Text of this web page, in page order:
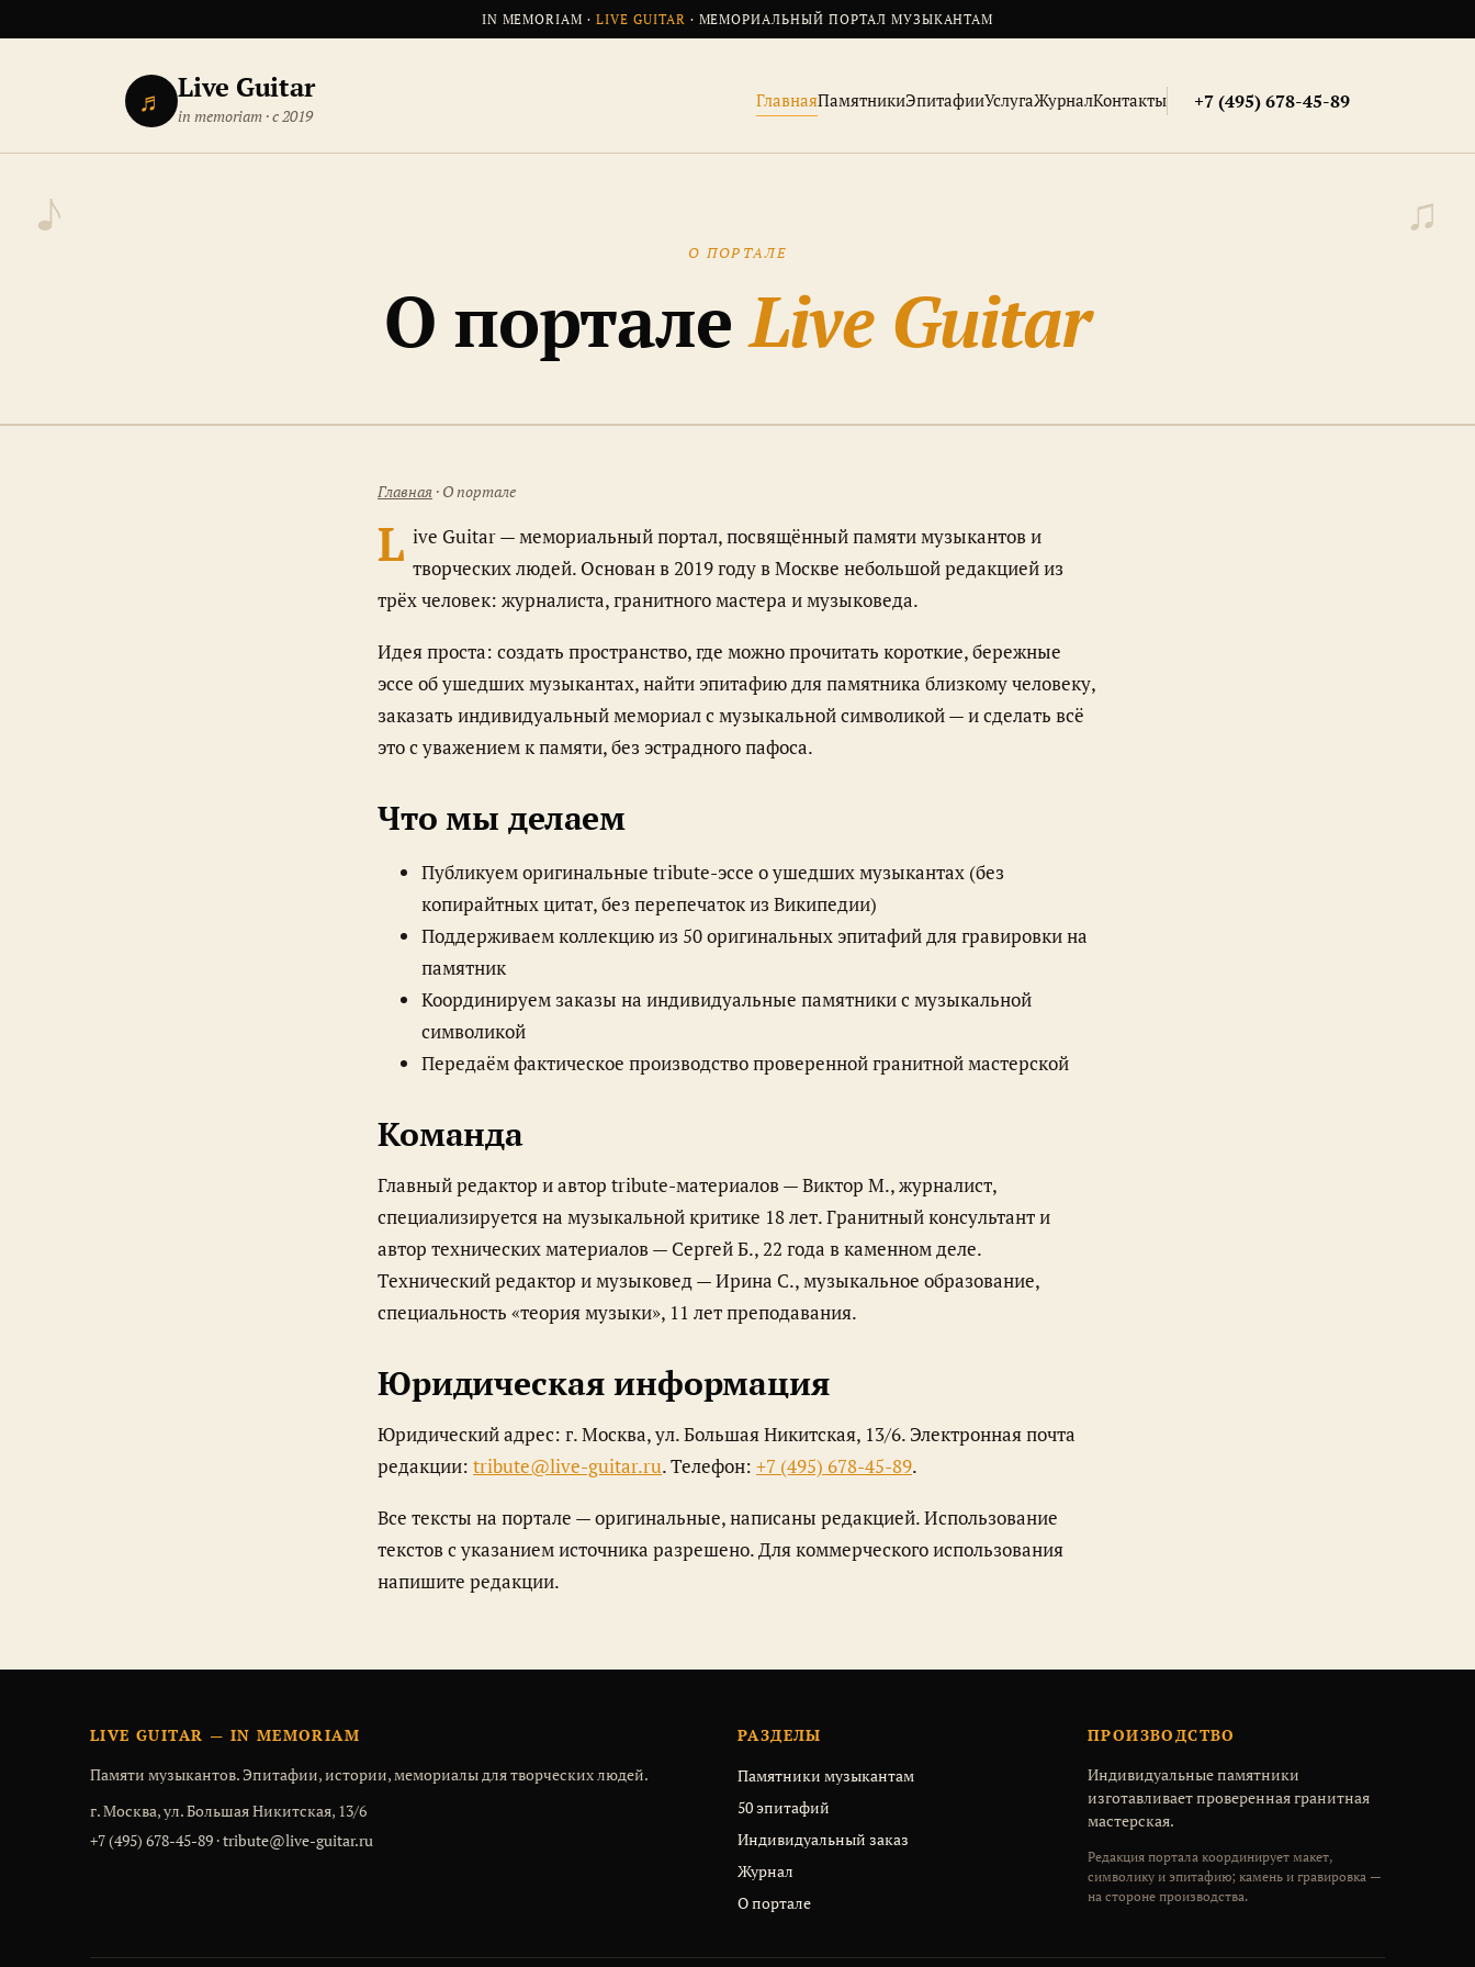
IN MEMORIAM ·LIVE GUITAR · МЕМОРИАЛЬНЫЙ ПОРТАЛ МУЗЫКАНТАМ
♬ Live Guitar
in memoriam · с 2019
ГлавнаяПамятникиЭпитафииУслугаЖурналКонтакты +7 (495) 678-45-89
О ПОРТАЛЕ
О порталеLive Guitar
Главная · О портале
L ive Guitar — мемориальный портал, посвящённый памяти музыкантов и
творческих людей. Основан в 2019 году в Москве небольшой редакцией из
трёх человек: журналиста, гранитного мастера и музыковеда.
Идея проста: создать пространство, где можно прочитать короткие, бережные
эссе об ушедших музыкантах, найти эпитафию для памятника близкому человеку,
заказать индивидуальный мемориал с музыкальной символикой — и сделать всё
это с уважением к памяти, без эстрадного пафоса.
Что мы делаем
Публикуем оригинальные tribute-эссе о ушедших музыкантах (без
копирайтных цитат, без перепечаток из Википедии)
Поддерживаем коллекцию из 50 оригинальных эпитафий для гравировки на
памятник
Координируем заказы на индивидуальные памятники с музыкальной
символикой
Передаём фактическое производство проверенной гранитной мастерской
Команда
Главный редактор и автор tribute-материалов — Виктор М., журналист,
специализируется на музыкальной критике 18 лет. Гранитный консультант и
автор технических материалов — Сергей Б., 22 года в каменном деле.
Технический редактор и музыковед — Ирина С., музыкальное образование,
специальность «теория музыки», 11 лет преподавания.
Юридическая информация
Юридический адрес: г. Москва, ул. Большая Никитская, 13/6. Электронная почта
редакции: tribute@live-guitar.ru. Телефон: +7 (495) 678-45-89.
Все тексты на портале — оригинальные, написаны редакцией. Использование
текстов с указанием источника разрешено. Для коммерческого использования
напишите редакции.
LIVE GUITAR — IN MEMORIAM
Памяти музыкантов. Эпитафии, истории, мемориалы для творческих людей.
г. Москва, ул. Большая Никитская, 13/6
+7 (495) 678-45-89 ·tribute@live-guitar.ru
РАЗДЕЛЫ
Памятники музыкантам
50 эпитафий
Индивидуальный заказ
Журнал
О портале
ПРОИЗВОДСТВО
Индивидуальные памятники
изготавливает проверенная гранитная
мастерская.
Редакция портала координирует макет,
символику и эпитафию; камень и гравировка —
на стороне производства.